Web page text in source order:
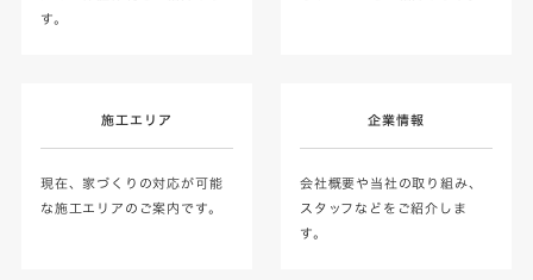
す。
施工エリア
現在、家づくりの対応が可能
な施工エリアのご案内です。
企業情報
会社概要や当社の取り組み、
スタッフなどをご紹介しま
す。